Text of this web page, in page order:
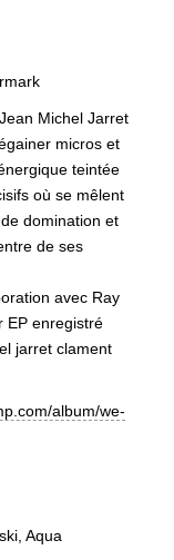
Michel Jarret
micros et
teintée
où se mêlent
domination et
de ses
avec Ray
EP enregistré
jarret clament
album/we-
Aqua